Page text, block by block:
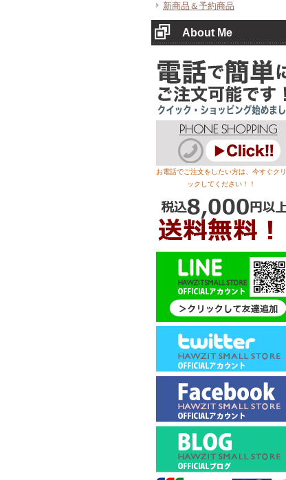
新商品＆予約商品
About Me
お電話でご注文をしたい方は、今すぐクリ
ックしてください！！